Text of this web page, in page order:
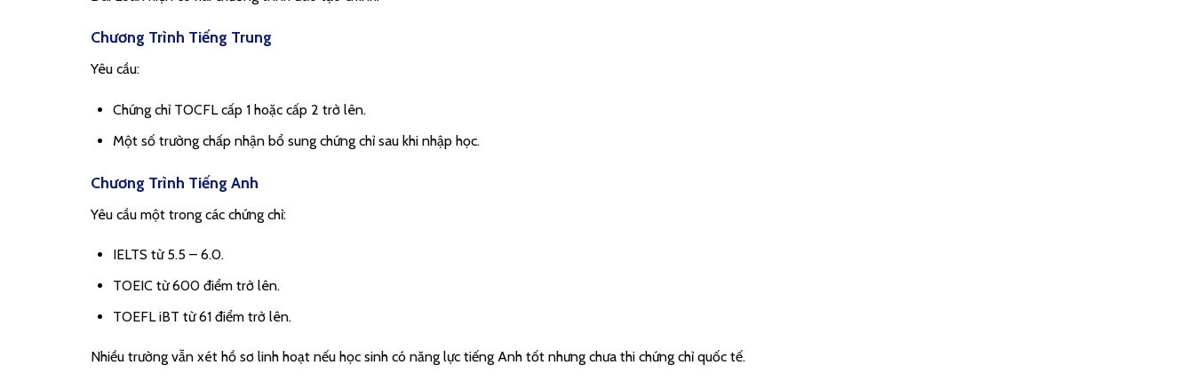
Chương Trình Tiếng Trung
Yêu cầu:
Chứng chỉ TOCFL cấp 1 hoặc cấp 2 trở lên.
Một số trường chấp nhận bổ sung chứng chỉ sau khi nhập học.
Chương Trình Tiếng Anh
Yêu cầu một trong các chứng chỉ:
IELTS từ 5.5 – 6.0.
TOEIC từ 600 điểm trở lên.
TOEFL iBT từ 61 điểm trở lên.
Nhiều trường vẫn xét hồ sơ linh hoạt nếu học sinh có năng lực tiếng Anh tốt nhưng chưa thi chứng chỉ quốc tế.